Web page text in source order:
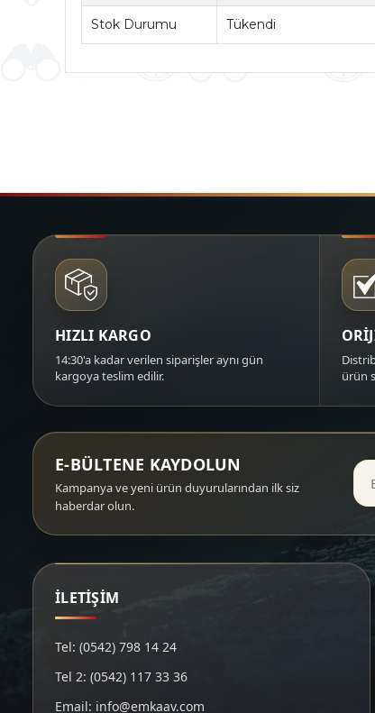
Stok Durumu Tükendi
HIZLI KARGO
14:30'a kadar verilen siparişler aynı gün
kargoya teslim edilir.
ürün
E-BÜLTENE KAYDOLUN
Kampanya ve yeni ürün duyurularından ilk siz
haberdar olun.
İLETİŞİM
Tel: (0542) 798 14 24
Tel 2: (0542) 117 33 36
Email: info@emkaav.com